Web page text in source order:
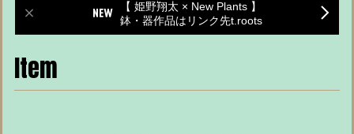
【 姫野翔太 × New Plants 】
鉢・器作品はリンク先t.roots
Item